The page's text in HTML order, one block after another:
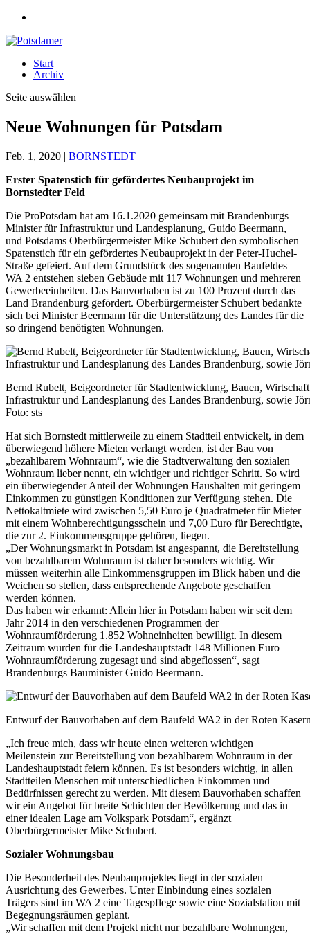
Start
Archiv
Seite auswählen
Neue Wohnungen für Potsdam
Feb. 1, 2020 | BORNSTEDT
Erster Spatenstich für gefördertes Neubauprojekt im
Bornstedter Feld
Die ProPotsdam hat am 16.1.2020 gemeinsam mit Brandenburgs
Minister für Infrastruktur und Landesplanung, Guido Beermann,
und Potsdams Oberbürgermeister Mike Schubert den symbolischen
Spatenstich für ein gefördertes Neubauprojekt in der Peter-Huchel-
Straße gefeiert. Auf dem Grundstück des sogenannten Baufeldes
WA 2 entstehen sieben Gebäude mit 117 Wohnungen und mehreren
Gewerbeeinheiten. Das Bauvorhaben ist zu 100 Prozent durch das
Land Brandenburg gefördert. Oberbürgermeister Schubert bedankte
sich bei Minister Beermann für die Unterstützung des Landes für die
so dringend benötigten Wohnungen.
Bernd Rubelt, Beigeordneter für Stadtentwicklung, Bauen,
Infrastruktur und Landesplanung des Landes Brandenburg, sowie
Foto: sts
Hat sich Bornstedt mittlerweile zu einem Stadtteil entwickelt, in dem
überwiegend höhere Mieten verlangt werden, ist der Bau von
„bezahlbarem Wohnraum“, wie die Stadtverwaltung den sozialen
Wohnraum lieber nennt, ein wichtiger und richtiger Schritt. So wird
ein überwiegender Anteil der Wohnungen Haushalten mit geringem
Einkommen zu günstigen Konditionen zur Verfügung stehen. Die
Nettokaltmiete wird zwischen 5,50 Euro je Quadratmeter für Mieter
mit einem Wohnberechtigungsschein und 7,00 Euro für Berechtigte,
die zur 2. Einkommensgruppe gehören, liegen.
„Der Wohnungsmarkt in Potsdam ist angespannt, die Bereitstellung
von bezahlbarem Wohnraum ist daher besonders wichtig. Wir
müssen weiterhin alle Einkommensgruppen im Blick haben und die
Weichen so stellen, dass entsprechende Angebote geschaffen
werden können.
Das haben wir erkannt: Allein hier in Potsdam haben wir seit dem
Jahr 2014 in den verschiedenen Programmen der
Wohnraumförderung 1.852 Wohneinheiten bewilligt. In diesem
Zeitraum wurden für die Landeshauptstadt 148 Millionen Euro
Wohnraumförderung zugesagt und sind abgeflossen“, sagt
Brandenburgs Bauminister Guido Beermann.
Entwurf der Bauvorhaben auf dem Baufeld WA2 in der Roten
„Ich freue mich, dass wir heute einen weiteren wichtigen
Meilenstein zur Bereitstellung von bezahlbarem Wohnraum in der
Landeshauptstadt feiern können. Es ist besonders wichtig, in allen
Stadtteilen Menschen mit unterschiedlichen Einkommen und
Bedürfnissen gerecht zu werden. Mit diesem Bauvorhaben schaffen
wir ein Angebot für breite Schichten der Bevölkerung und das in
einer idealen Lage am Volkspark Potsdam“, ergänzt
Oberbürgermeister Mike Schubert.
Sozialer Wohnungsbau
Die Besonderheit des Neubauprojektes liegt in der sozialen
Ausrichtung des Gewerbes. Unter Einbindung eines sozialen
Trägers sind im WA 2 eine Tagespflege sowie eine Sozialstation mit
Begegnungsräumen geplant.
„Wir schaffen mit dem Projekt nicht nur bezahlbare Wohnungen,